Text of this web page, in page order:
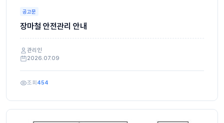
공고문
장마철 안전관리 안내
관리인
2026.07.09
조회454